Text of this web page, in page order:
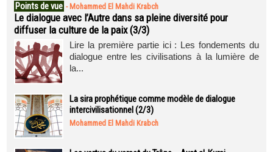
Points de vue - Mohammed El Mahdi Krabch
Le dialogue avec l’Autre dans sa pleine diversité pour
diffuser la culture de la paix (3/3)
Lire la première partie ici : Les fondements du
dialogue entre les civilisations à la lumière de
la...
La sira prophétique comme modèle de dialogue
intercivilisationnel (2/3)
Mohammed El Mahdi Krabch